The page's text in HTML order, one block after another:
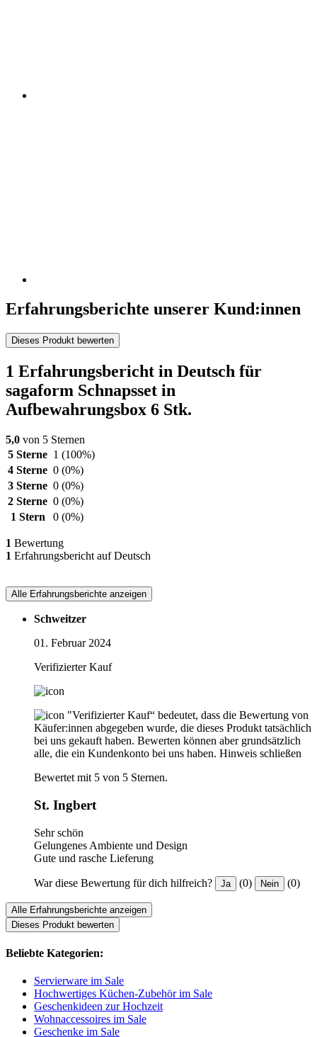
Erfahrungsberichte unserer Kund:innen
Dieses Produkt bewerten
1 Erfahrungsbericht in Deutsch für
sagaform Schnapsset in
Aufbewahrungsbox 6 Stk.
5,0 von 5 Sternen
5 Sterne 1 (100%)
4 Sterne 0 (0%)
3 Sterne 0 (0%)
2 Sterne 0 (0%)
1 Stern
0 (0%)
1 Bewertung
1 Erfahrungsbericht auf Deutsch
Alle Erfahrungsberichte anzeigen
Schweitzer
01. Februar 2024
Verifizierter Kauf
"Verifizierter Kauf“ bedeutet, dass die Bewertung von
Käufer:innen abgegeben wurde, die dieses Produkt tatsächlich
bei uns gekauft haben. Bewerten können aber grundsätzlich
alle, die ein Kundenkonto bei uns haben. Hinweis schließen
Bewertet mit 5 von 5 Sternen.
St. Ingbert
Sehr schön
Gelungenes Ambiente und Design
Gute und rasche Lieferung
War diese Bewertung für dich hilfreich? Ja (0) Nein (0)
Alle Erfahrungsberichte anzeigen
Dieses Produkt bewerten
Beliebte Kategorien:
Servierware im Sale
Hochwertiges Küchen-Zubehör im Sale
Geschenkideen zur Hochzeit
Wohnaccessoires im Sale
Geschenke im Sale